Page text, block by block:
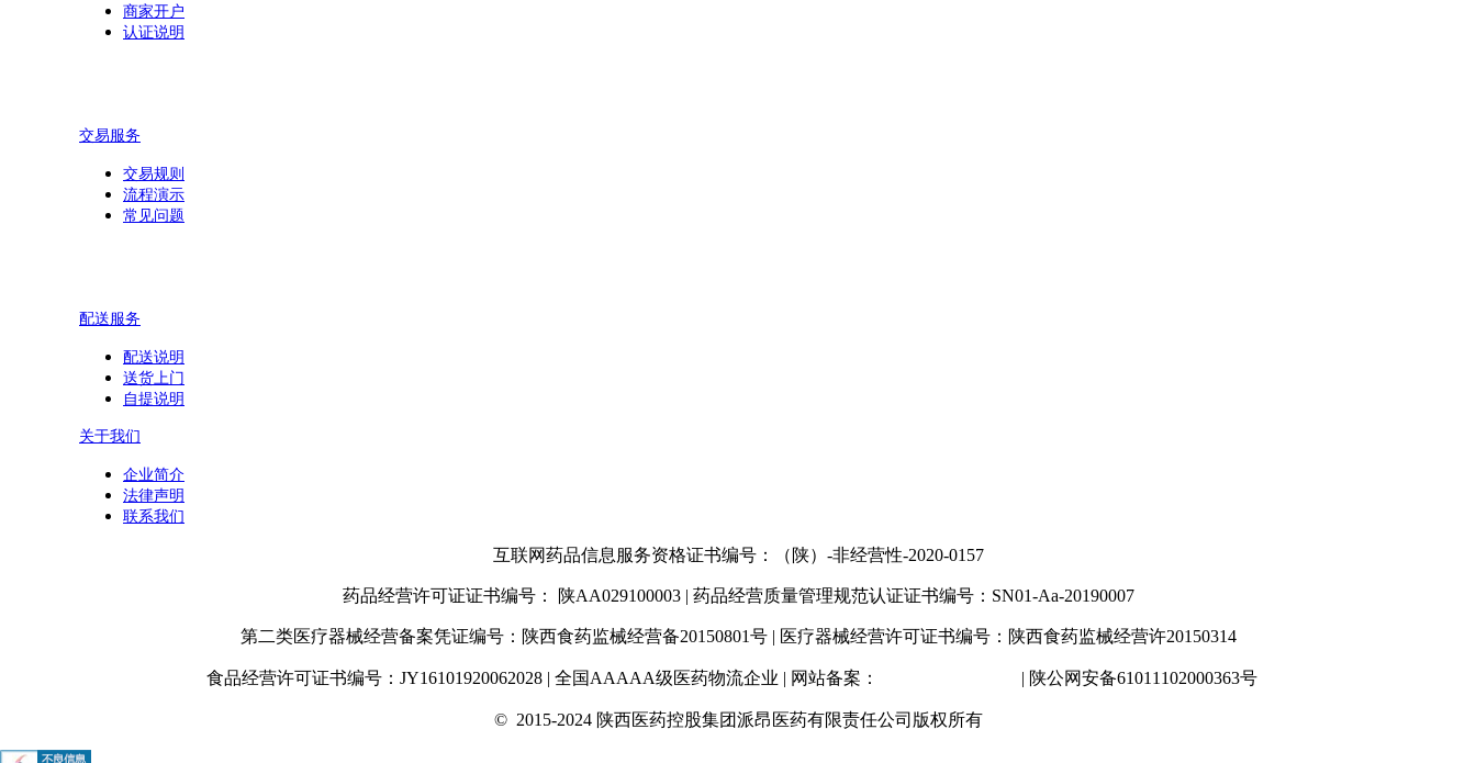
商家开户
认证说明
交易服务
交易规则
流程演示
常见问题
配送服务
配送说明
送货上门
自提说明
关于我们
企业简介
法律声明
联系我们
互联网药品信息服务资格证书编号：（陕）-非经营性-2020-0157
药品经营许可证证书编号： 陕AA029100003 | 药品经营质量管理规范认证证书编号：SN01-Aa-20190007
第二类医疗器械经营备案凭证编号：陕西食药监械经营备20150801号 | 医疗器械经营许可证书编号：陕西食药监械经营许20150314
食品经营许可证书编号：JY16101920062028 | 全国AAAAA级医药物流企业 | 网站备案： | 陕公网安备61011102000363号
© 2015-2024 陕西医药控股集团派昂医药有限责任公司版权所有